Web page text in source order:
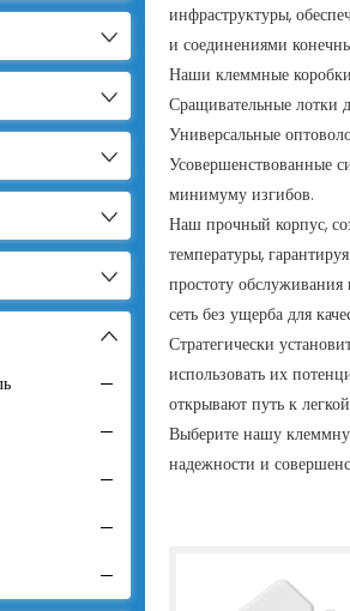
инфраструктуры,
и соединениями
Наши клеммные
Сращивательные лотки
Универсальные
Усовершенствованные
минимуму изгибов.
Наш прочный корпус,
температуры,
простоту
сеть без ущерба для
Стратегически
использовать их
открывают путь к
Выберите нашу
надежности и